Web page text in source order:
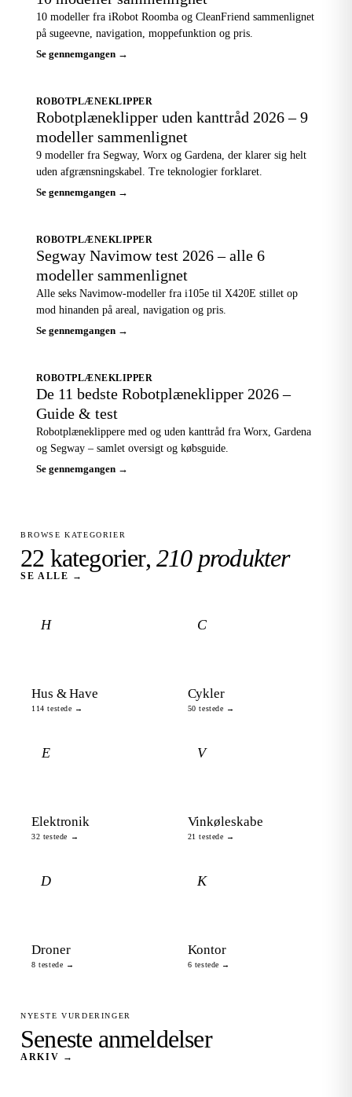
10 modeller fra iRobot Roomba og CleanFriend sammenlignet
på sugeevne, navigation, moppefunktion og pris.
Se gennemgangen →
ROBOTPLÆNEKLIPPER
Robotplæneklipper uden kanttråd 2026 – 9
modeller sammenlignet
9 modeller fra Segway, Worx og Gardena, der klarer sig helt
uden afgrænsningskabel. Tre teknologier forklaret.
Se gennemgangen →
ROBOTPLÆNEKLIPPER
Segway Navimow test 2026 – alle 6
modeller sammenlignet
Alle seks Navimow-modeller fra i105e til X420E stillet op
mod hinanden på areal, navigation og pris.
Se gennemgangen →
ROBOTPLÆNEKLIPPER
De 11 bedste Robotplæneklipper 2026 –
Guide & test
Robotplæneklippere med og uden kanttråd fra Worx, Gardena
og Segway – samlet oversigt og købsguide.
Se gennemgangen →
BROWSE KATEGORIER
22 kategorier, 210 produkter
SE ALLE →
H
Hus & Have
114 testede →
C
Cykler
50 testede →
E
Elektronik
32 testede →
V
Vinkøleskabe
21 testede →
D
Droner
8 testede →
K
Kontor
6 testede →
NYESTE VURDERINGER
Seneste anmeldelser
ARKIV →